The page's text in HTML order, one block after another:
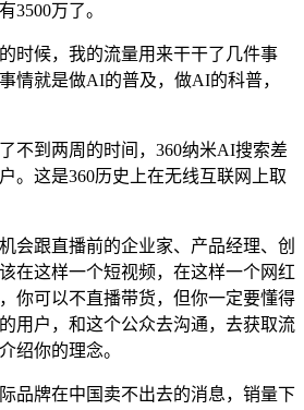
3500万了。
候，我的流量用来干干了几件事
情就是做AI的普及，做AI的科普，
到两周的时间，360纳米AI搜索差
。这是360历史上在无线互联网上取
跟直播前的企业家、产品经理、创
在这样一个短视频，在这样一个网红
你可以不直播带货，但你一定要懂得
用户，和这个公众去沟通，去获取流
绍你的理念。
牌在中国卖不出去的消息，销量下